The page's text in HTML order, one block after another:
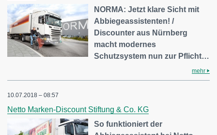
NORMA: Jetzt klare Sicht mit
Abbiegeassistenten! /
Discounter aus Nürnberg
macht modernes
Schutzsystem nun zur Pflicht…
mehr
10.07.2018 – 08:57
Netto Marken-Discount Stiftung & Co. KG
So funktioniert der